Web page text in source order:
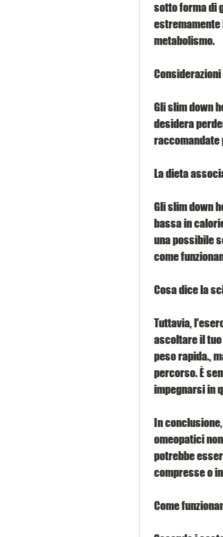
sotto forma di
estremamente
metabolismo.
Gli slim down
desidera
La dieta
Gli slim down
bassa in
una possibile
come
Cosa dice la
Tuttavia,
ascoltare il
peso rapida.,
percorso. È
impegnarsi in
In
omeopatici
potrebbe
compresse o
Come